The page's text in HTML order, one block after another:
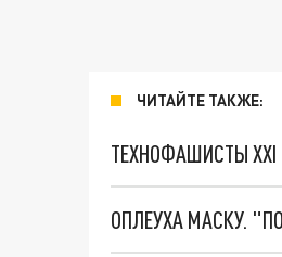
ЧИТАЙТЕ ТАКЖЕ:
ТЕХНОФАШИСТЫ XXI
ОПЛЕУХА МАСКУ.